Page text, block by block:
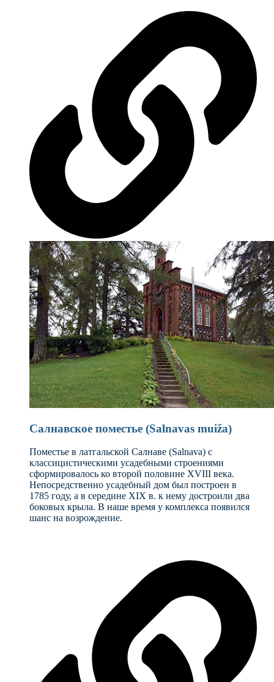
Салнавское поместье (Salnavas muiža)
Поместье в латгальской Салнаве (Salnava) с
классицистическими усадебными строениями
сформировалось ко второй половине XVIII века.
Непосредственно усадебный дом был построен в
1785 году, а в середине XIX в. к нему достроили два
боковых крыла. В наше время у комплекса появился
шанс на возрождение.